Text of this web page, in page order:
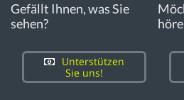
Gefällt Ihnen, was Sie
sehen?
Unterstützen
Sie uns!